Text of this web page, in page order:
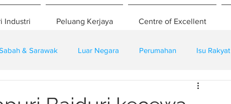
Industri Peluang Kerjaya Centre of Excellent
& Sarawak Luar Negara Perumahan Isu Rakyat